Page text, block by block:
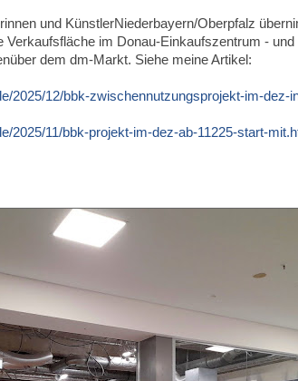
und KünstlerNiederbayern/Oberpfalz
Verkaufsfläche im Donau-Einkaufszentrum -
dem dm-Markt. Siehe meine Artikel:
2025/12/bbk-zwischennutzungsprojekt-im-dez-
2025/11/bbk-projekt-im-dez-ab-11225-start-